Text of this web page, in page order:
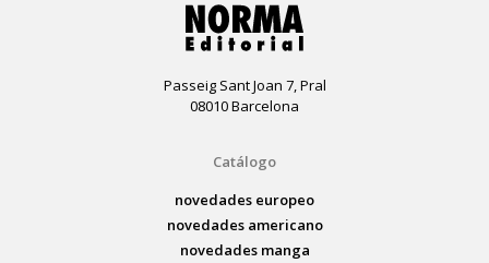
Passeig Sant Joan 7, Pral
08010 Barcelona
Catálogo
novedades europeo
novedades americano
novedades manga